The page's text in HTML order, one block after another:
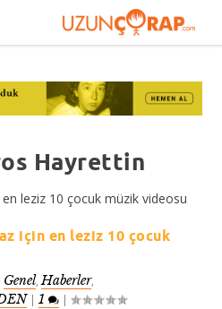
Hayrettin
için en leziz 10 çocuk
Genel,Haberler,
|1 |